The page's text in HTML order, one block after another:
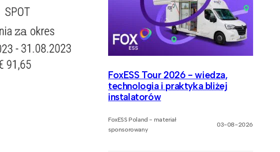
FoxESS Tour 2026 - wiedza,
technologia i praktyka bliżej
instalatorów
FoxESS Poland - materiał
sponsorowany
03-08-2026